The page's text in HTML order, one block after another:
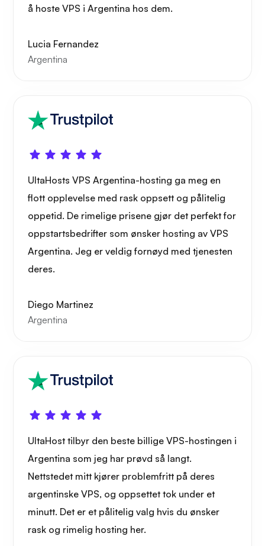
å hoste VPS i Argentina hos dem.
Lucia Fernandez
Argentina
UltaHosts VPS Argentina-hosting ga meg en
flott opplevelse med rask oppsett og pålitelig
oppetid. De rimelige prisene gjør det perfekt for
oppstartsbedrifter som ønsker hosting av VPS
Argentina. Jeg er veldig fornøyd med tjenesten
deres.
Diego Martinez
Argentina
UltaHost tilbyr den beste billige VPS-hostingen i
Argentina som jeg har prøvd så langt.
Nettstedet mitt kjører problemfritt på deres
argentinske VPS, og oppsettet tok under et
minutt. Det er et pålitelig valg hvis du ønsker
rask og rimelig hosting her.